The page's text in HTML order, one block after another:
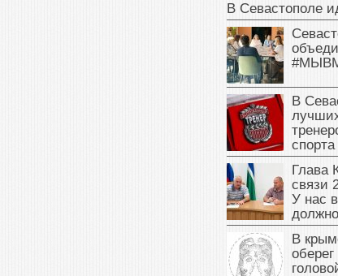
В Севастополе
В
спорта
Глава
связи
У нас
В